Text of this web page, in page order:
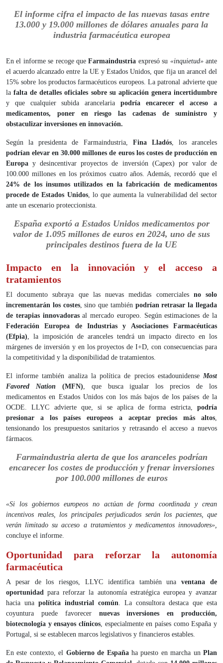
El informe cifra el impacto de las nuevas tasas entre
13.000 y 19.000 millones de dólares anuales para la
industria farmacéutica europea
En el informe se recoge queFarmaindustria expresó su «inquietud»ante
el acuerdo alcanzado entre la UE y Estados Unidos, que fija un arancel del
15% sobre los productos farmacéuticos europeos. La patronal advierte que
lafalta de detalles oficiales sobre su aplicación genera incertidumbre
y que cualquier subida arancelaria podría encarecer el acceso a
medicamentos, poner en riesgo las cadenas de suministro y
obstaculizar inversiones en innovación.
Según la presidenta de Farmaindustria, Fina Lladós, los aranceles
podrían elevar en 30.000 millones de euros los costes de producción en
Europa y desincentivar proyectos de inversión (Capex) por valor de
100.000 millones en los próximos cuatro años. Además, recordó que el
24% de los insumos utilizados en la fabricación de medicamentos
procede de Estados Unidos, lo que aumenta la vulnerabilidad del sector
ante un escenario proteccionista.
España exportó a Estados Unidos medicamentos por
valor de 1.095 millones de euros en 2024, uno de sus
principales destinos fuera de la UE
Impacto en la innovación y el acceso a
tratamientos
El documento subraya que las nuevas medidas comercialesno solo
incrementarán los costes, sino que también podrían retrasar la llegada
de terapias innovadorasal mercado europeo. Según estimaciones de la
Federación Europea de Industrias y Asociaciones Farmacéuticas
(Efpia), la imposición de aranceles tendrá un impacto directo en los
márgenes de inversión y en los proyectos de I+D, con consecuencias para
la competitividad y la disponibilidad de tratamientos.
El informe también analiza la política de precios estadounidense Most
Favored Nation (MFN), que busca igualar los precios de los
medicamentos en Estados Unidos con los más bajos de los países de la
OCDE. LLYC advierte que, si se aplica de forma estricta, podría
presionar a los países europeos a aceptar precios más altos,
tensionando los presupuestos sanitarios y retrasando el acceso a nuevos
fármacos.
Farmaindustria alerta de que los aranceles podrían
encarecer los costes de producción y frenar inversiones
por 100.000 millones de euros
«Si los gobiernos europeos no actúan de forma coordinada y crean
incentivos reales, los principales perjudicados serán los pacientes, que
verán limitado su acceso a tratamientos y medicamentos innovadores»,
concluye el informe.
Oportunidad para reforzar la autonomía
farmacéutica
A pesar de los riesgos, LLYC identifica también una ventana de
oportunidad para reforzar la autonomía estratégica europea y avanzar
hacia una política industrial común. La consultora destaca que esta
coyuntura puede favorecer nuevas inversiones en producción,
biotecnología y ensayos clínicos, especialmente en países como España y
Portugal, si se establecen marcos legislativos y financieros estables.
En este contexto, el Gobierno de Españaha puesto en marcha unPlan